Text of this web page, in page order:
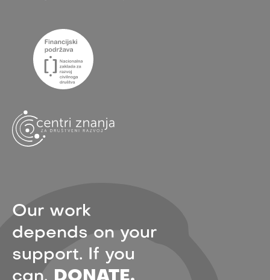
Our work
depends on your
support. If you
can,
DONATE.